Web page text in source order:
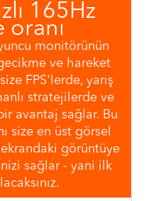
165Hz
oranı
monitörünün
ve hareket
FPS'lerde, yarış
stratejilerde ve
avantaj sağlar. Bu
size en üst görsel
ekrandaki görüntüye
sağlar - yani ilk